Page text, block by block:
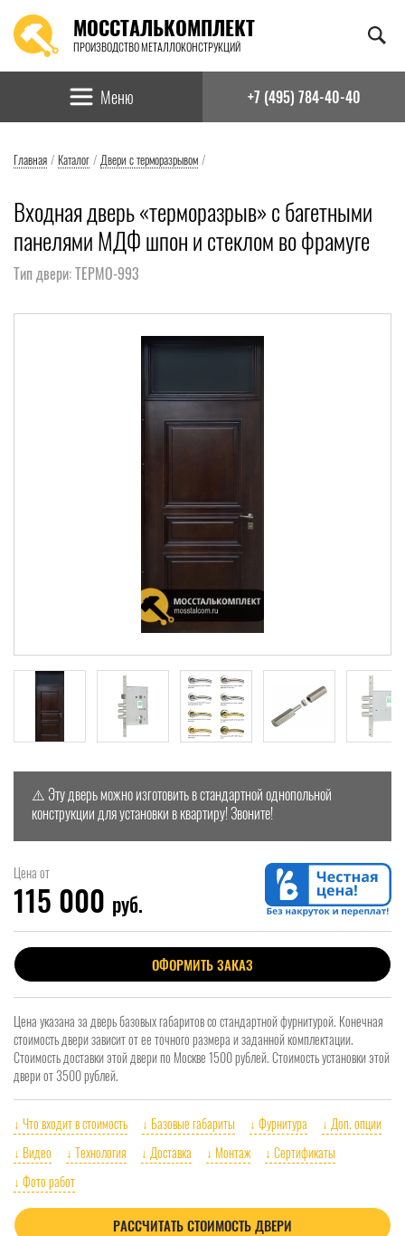
МОССТАЛЬКОМПЛЕКТ
ПРОИЗВОДСТВО МЕТАЛЛОКОНСТРУКЦИЙ
Найти:
Меню +7 (495) 784-40-40
Главная / Каталог / Двери с терморазрывом /
Входная дверь «терморазрыв» с багетными
панелями МДФ шпон и стеклом во фрамуге
Тип двери: ТЕРМО-993
⚠️ Эту дверь можно изготовить в стандартной однопольной
конструкции для установки в квартиру! Звоните!
Цена от
115 000 руб.
ОФОРМИТЬ ЗАКАЗ
Цена указана за дверь базовых габаритов со стандартной фурнитурой. Конечная
стоимость двери зависит от ее точного размера и заданной комплектации.
Стоимость доставки этой двери по Москве 1500 рублей. Стоимость установки этой
двери от 3500 рублей.
↓ Что входит в стоимость ↓ Базовые габариты ↓ Фурнитура
↓ Доп. опции
↓ Видео
↓ Технология ↓ Доставка ↓ Монтаж
↓ Сертификаты
↓ Фото работ
РАССЧИТАТЬ СТОИМОСТЬ ДВЕРИ